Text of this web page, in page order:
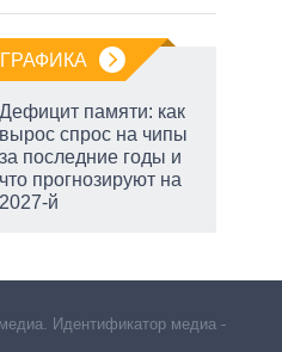
Дефицит памяти: как
вырос спрос на чипы
за последние годы и
что прогнозируют на
2027-й
Идентификатор медиа –